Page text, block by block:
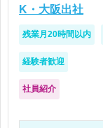
K・大阪出社
残業月20時間以内
経験者歓迎
社員紹介